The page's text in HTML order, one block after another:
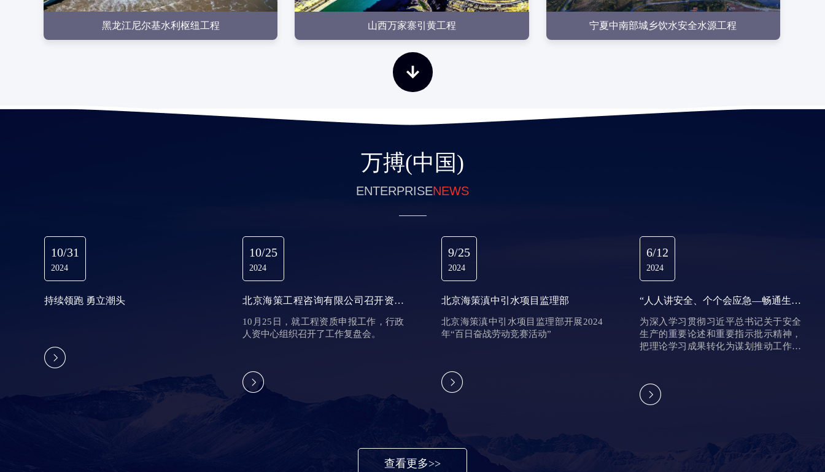
黑龙江尼尔基水利枢纽工程 山西万家寨引黄工程 宁夏中南部城乡饮水安全水源工程
万搏(中国)
ENTERPRISENEWS
10/31
2024
持续领跑 勇立潮头
10/25
2024
北京海策工程咨询有限公司召开资质
申报工作复盘会议
10月25日，就工程资质申报工作，行政
人资中心组织召开了工作复盘会。
北京海策工程咨询有限公司召开资
9/25
2024
北京海策滇中引水项目监理部
北京海策滇中引水项目监理部开展2024
年“百日奋战劳动竞赛活动”
北京海策滇中引水项目监理部
6/12
2024
“人人讲安全、个个会应急—畅通生命
通道”
为深入学习贯彻习近平总书记关于安全
生产的重要论述和重要指示批示精神，
把理论学习成果转化为谋划推动工作的
“人人讲安全、个个会应急—畅通
生命通道”
为深入学习贯彻习近平总书记关于安
查看更多>>